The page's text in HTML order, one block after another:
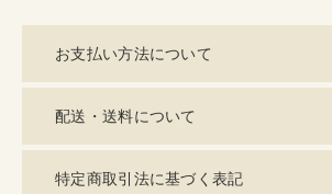
お支払い方法について
配送・送料について
特定商取引法に基づく表記